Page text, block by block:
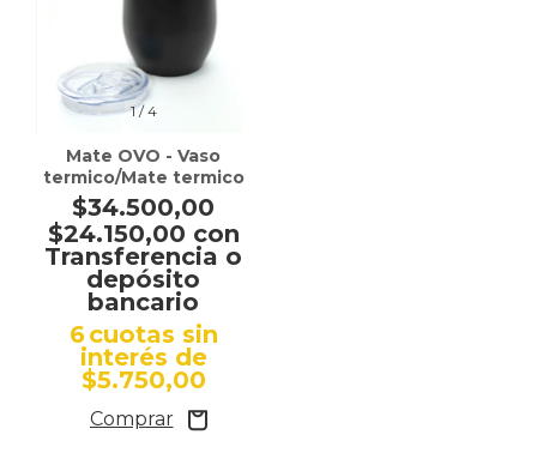
1/4
Mate OVO - Vaso
termico/Mate termico
$34.500,00
$24.150,00 con
Transferencia o
depósito
bancario
6cuotas sin
interés de
$5.750,00